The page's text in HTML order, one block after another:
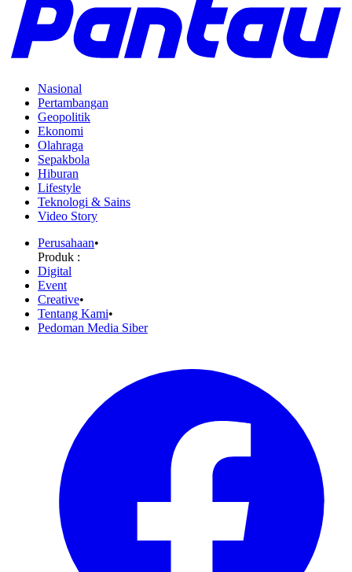
Nasional
Pertambangan
Geopolitik
Ekonomi
Olahraga
Sepakbola
Hiburan
Lifestyle
Teknologi & Sains
Video Story
Perusahaan•
Produk :
Digital
Event
Creative•
Tentang Kami•
Pedoman Media Siber